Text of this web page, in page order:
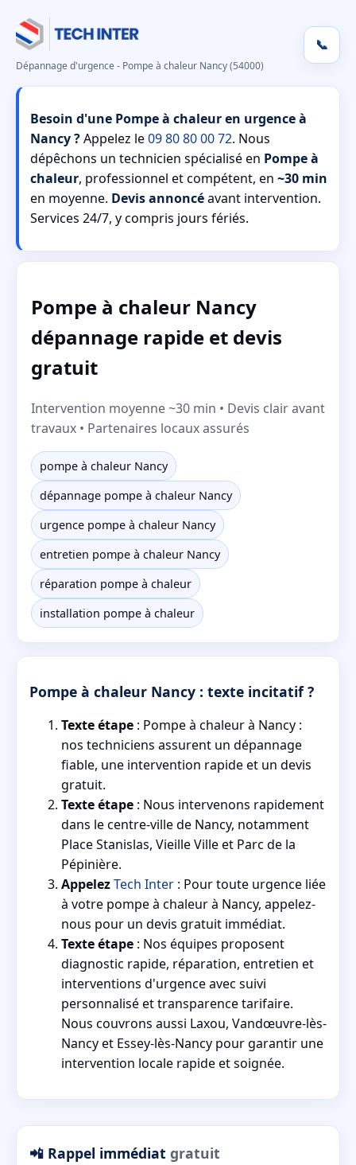
Dépannage d'urgence - Pompe à chaleur Nancy (54000)
📞
Besoin d'une Pompe à chaleur en urgence à
Nancy ?Appelez le09 80 80 00 72. Nous
dépêchons un technicien spécialisé en Pompe à
chaleur, professionnel et compétent, en ~30 min
en moyenne. Devis annoncéavant intervention.
Services 24/7, y compris jours fériés.
Pompe à chaleur Nancy
dépannage rapide et devis
gratuit
Intervention moyenne ~30 min • Devis clair avant
travaux • Partenaires locaux assurés
pompe à chaleur Nancy
dépannage pompe à chaleur Nancy
urgence pompe à chaleur Nancy
entretien pompe à chaleur Nancy
réparation pompe à chaleur
installation pompe à chaleur
Pompe à chaleur Nancy : texte incitatif ?
Texte étape : Pompe à chaleur à Nancy :
nos techniciens assurent un dépannage
fiable, une intervention rapide et un devis
gratuit.
Texte étape : Nous intervenons rapidement
dans le centre-ville de Nancy, notamment
Place Stanislas, Vieille Ville et Parc de la
Pépinière.
AppelezTech Inter : Pour toute urgence liée
à votre pompe à chaleur à Nancy, appelez-
nous pour un devis gratuit immédiat.
Texte étape : Nos équipes proposent
diagnostic rapide, réparation, entretien et
interventions d'urgence avec suivi
personnalisé et transparence tarifaire.
Nous couvrons aussi Laxou, Vandœuvre-lès-
Nancy et Essey-lès-Nancy pour garantir une
intervention locale rapide et soignée.
📲 Rappel immédiat gratuit